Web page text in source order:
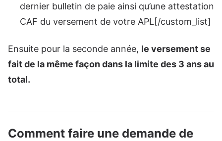
dernier bulletin de paie ainsi qu’une attestation
CAF du versement de votre APL[/custom_list]
Ensuite pour la seconde année, le versement se
fait de la même façon dans la limite des 3 ans au
total.
Comment faire une demande de